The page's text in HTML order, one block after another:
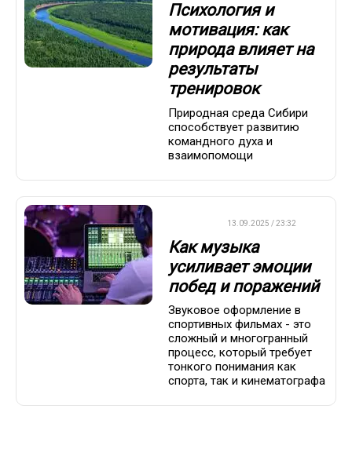
Психология и
мотивация: как
природа влияет на
результаты
тренировок
Природная среда Сибири
способствует развитию
командного духа и
взаимопомощи
13.09.2025 / 23:32
Как музыка
усиливает эмоции
побед и поражений
Звуковое оформление в
спортивных фильмах - это
сложный и многогранный
процесс, который требует
тонкого понимания как
спорта, так и кинематографа